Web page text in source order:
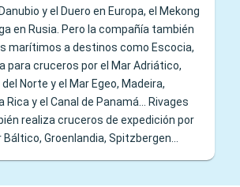
y el Duero en Europa, el Mekong
en Rusia. Pero la compañía también
marítimos a destinos como Escocia,
para cruceros por el Mar Adriático,
Norte y el Mar Egeo, Madeira,
Rica y el Canal de Panamá... Rivages
realiza cruceros de expedición por
Groenlandia, Spitzbergen...